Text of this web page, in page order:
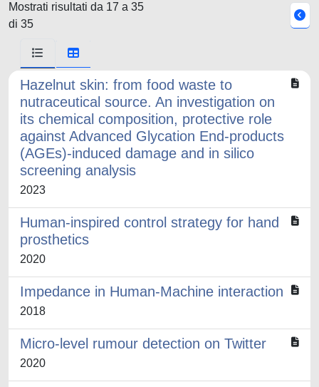
Mostrati risultati da 17 a 35
di 35
Hazelnut skin: from food waste to
nutraceutical source. An investigation on
its chemical composition, protective role
against Advanced Glycation End-products
(AGEs)-induced damage and in silico
screening analysis
2023
Human-inspired control strategy for hand
prosthetics
2020
Impedance in Human-Machine interaction
2018
Micro-level rumour detection on Twitter
2020